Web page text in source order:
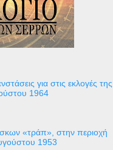
για στις εκλογές της
1964
«τράπ», στην περιοχή
1953